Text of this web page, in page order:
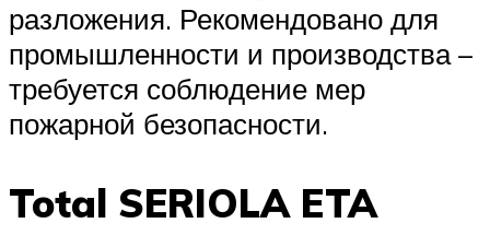
разложения. Рекомендовано для
промышленности и производства –
требуется соблюдение мер
пожарной безопасности.
Total SERIOLA ETA